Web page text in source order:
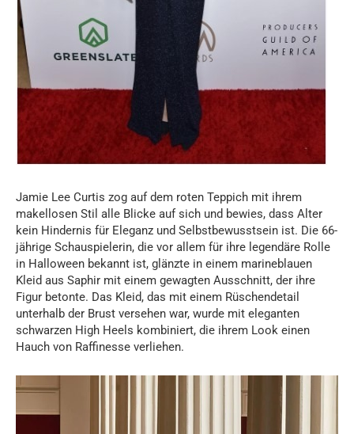
Jamie Lee Curtis zog auf dem roten Teppich mit ihrem
makellosen Stil alle Blicke auf sich und bewies, dass Alter
kein Hindernis für Eleganz und Selbstbewusstsein ist. Die 66-
jährige Schauspielerin, die vor allem für ihre legendäre Rolle
in Halloween bekannt ist, glänzte in einem marineblauen
Kleid aus Saphir mit einem gewagten Ausschnitt, der ihre
Figur betonte. Das Kleid, das mit einem Rüschendetail
unterhalb der Brust versehen war, wurde mit eleganten
schwarzen High Heels kombiniert, die ihrem Look einen
Hauch von Raffinesse verliehen.